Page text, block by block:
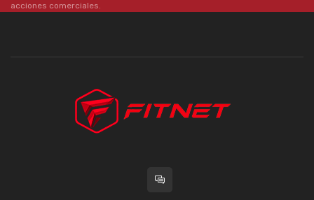
acciones comerciales.